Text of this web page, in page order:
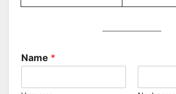
Name *